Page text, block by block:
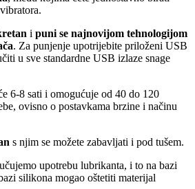
i puni se najnovijom tehnologijom
. Za punjenje upotrijebite priloženi USB
u sve standardne USB izlaze snage
6-8 sati i omogućuje od 40 do 120
ovisno o postavkama brzine i načinu
s njim se možete zabavljati i pod tušem.
upotrebu lubrikanta, i to na bazi
silikona mogao oštetiti materijal